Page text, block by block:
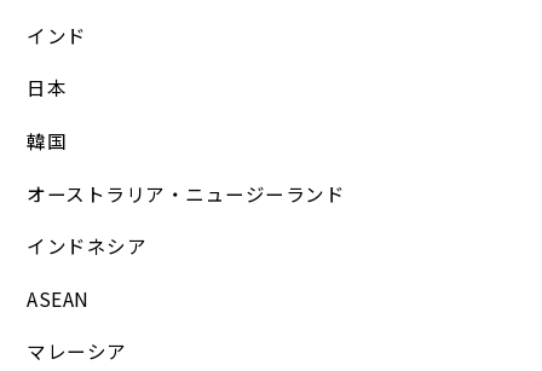
インド
日本
韓国
オーストラリア・ニュージーランド
インドネシア
ASEAN
マレーシア